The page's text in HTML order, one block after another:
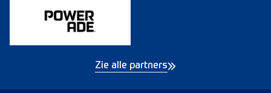
Zie alle partners